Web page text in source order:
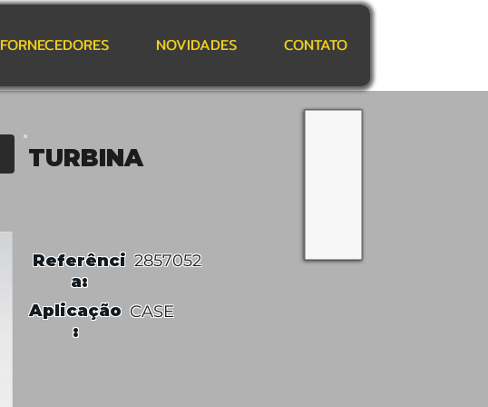
FORNECEDORES NOVIDADES CONTATO
TURBINA
Referênci
a:
2857052
Aplicação
:
CASE